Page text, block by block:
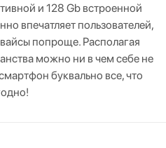
и 128 Gb встроенной
впечатляет пользователей,
попроще. Располагая
можно ни в чем себе не
буквально все, что